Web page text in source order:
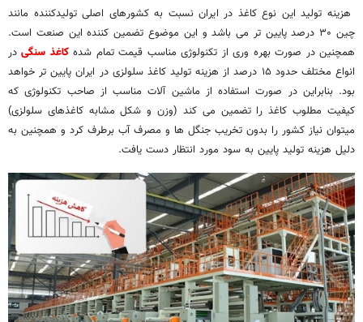
هزینه تولید این نوع کاغذ در ایران نسبت به کشورهای اصلی تولیدکننده مانند
چین ۳۰ درصد پایین تر می باشد و این موضوع تضمین کننده این صنعت است.
همچنین در صورت بهره وری از تکنولوژی مناسب قیمت تمام شدهکاغذ سنگیدر
انواع مختلف حدود ۱۵ درصد از هزینه تولید کاغذ سلولزی در ایران پایین تر خواهد
بود. بنابراین در صورت استفاده از ماشین آلات مناسب از صاحب تکنولوژی که
کیفیت مطلوب کاغذ را تضمین می کند (وزن و شکل مشابه کاغذهای سلولزی)
میتوان نیاز کشور را بدون تخریب جنگل ها و مصرف آب برطرف کرد و همچنین به
دلیل هزینه تولید پایین به سود مورد انتظار دست یافت.